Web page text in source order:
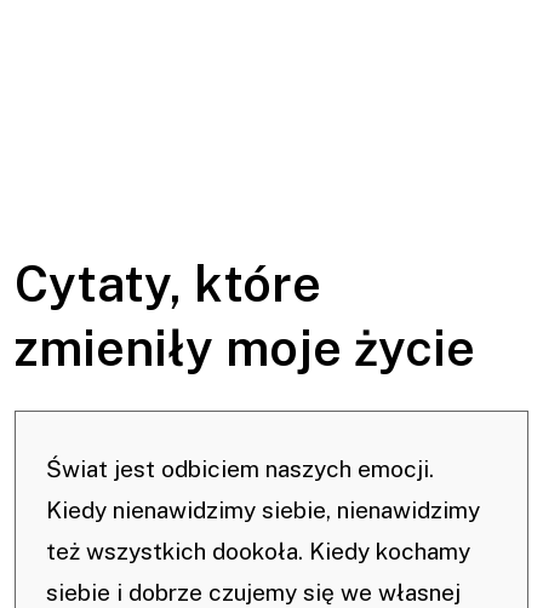
Cytaty, które
zmieniły moje życie
Świat jest odbiciem naszych emocji.
Kiedy nienawidzimy siebie, nienawidzimy
też wszystkich dookoła. Kiedy kochamy
siebie i dobrze czujemy się we własnej